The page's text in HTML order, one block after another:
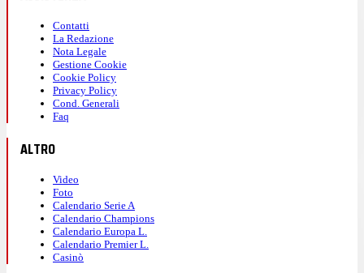
Contatti
La Redazione
Nota Legale
Gestione Cookie
Cookie Policy
Privacy Policy
Cond. Generali
Faq
ALTRO
Video
Foto
Calendario Serie A
Calendario Champions
Calendario Europa L.
Calendario Premier L.
Casinò